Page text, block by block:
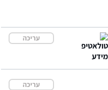
עריכה
עריכה